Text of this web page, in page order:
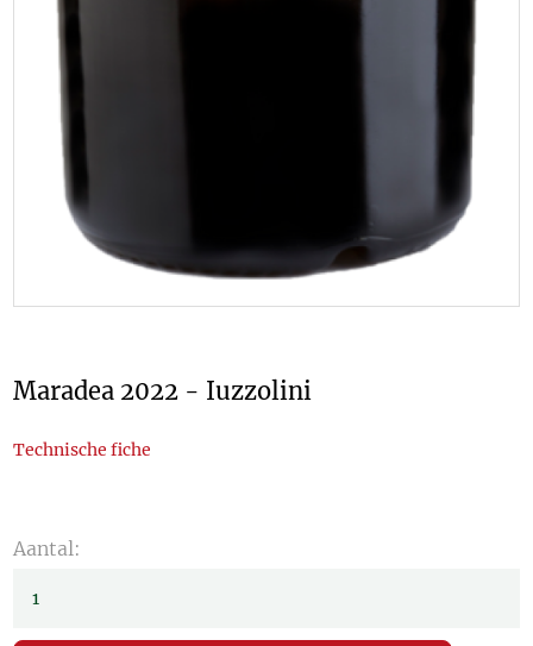
Maradea 2022 - Iuzzolini
Technische fiche
Aantal: